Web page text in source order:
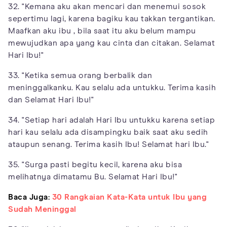
32. "Kemana aku akan mencari dan menemui sosok
sepertimu lagi, karena bagiku kau takkan tergantikan.
Maafkan aku ibu , bila saat itu aku belum mampu
mewujudkan apa yang kau cinta dan citakan. Selamat
Hari Ibu!"
33. "Ketika semua orang berbalik dan
meninggalkanku. Kau selalu ada untukku. Terima kasih
dan Selamat Hari Ibu!"
34. "Setiap hari adalah Hari Ibu untukku karena setiap
hari kau selalu ada disampingku baik saat aku sedih
ataupun senang. Terima kasih Ibu! Selamat hari Ibu."
35. "Surga pasti begitu kecil, karena aku bisa
melihatnya dimatamu Bu. Selamat Hari Ibu!"
Baca Juga: 30 Rangkaian Kata-Kata untuk Ibu yang
Sudah Meninggal